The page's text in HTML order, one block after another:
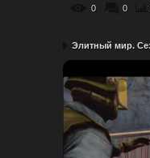
0 0
Элитный мир.